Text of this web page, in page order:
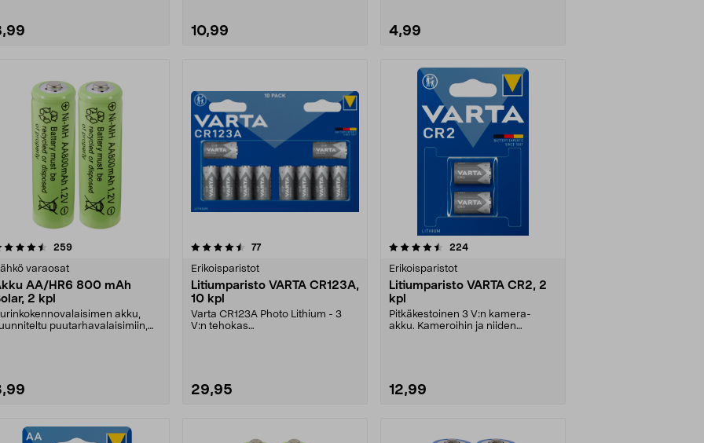
10,99 4,99
259arvostelut
varaosat
AA/HR6 800 mAh
2 kpl
akku,
puutarhavalaisimiin,
4.5 viidestä
77arvostelut
Erikoisparistot
Litiumparisto VARTA CR123A,
10 kpl
Varta CR123A Photo Lithium - 3
V:n tehokas
29,95
4.5 viidestä
224arvostelut
Erikoisparistot
Litiumparisto VARTA CR2, 2
kpl
Pitkäkestoinen 3 V:n kamera-
akku. Kameroihin ja niiden
12,99